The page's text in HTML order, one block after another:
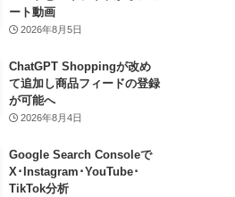
ート動画
2026年8月5日
ChatGPT Shoppingが改め
て追加し商品フィードの登録
が可能へ
2026年8月4日
Google Search Consoleで
X･Instagram･YouTube･
TikTok分析